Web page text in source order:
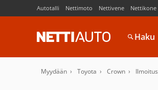
Autotalli Nettimoto Nettivene Nettikone
Haku
Myydään Toyota Crown Ilmoitus